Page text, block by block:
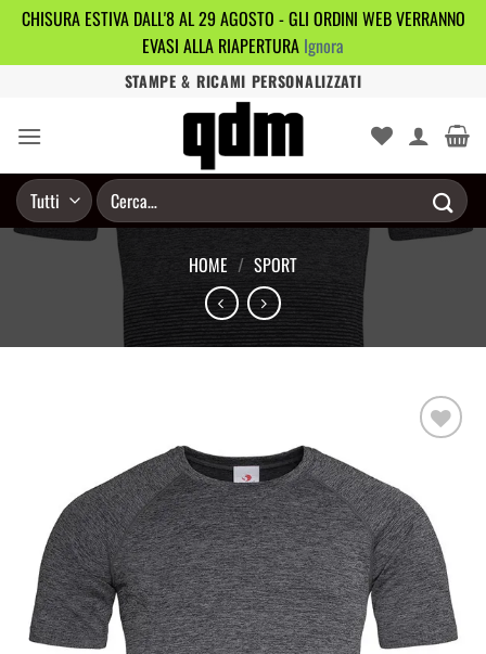
CHISURA ESTIVA DALL'8 AL 29 AGOSTO - GLI ORDINI WEB VERRANNO
EVASI ALLA RIAPERTURA Ignora
contenuti
STAMPE & RICAMI PERSONALIZZATI
Cerca:
HOME / SPORT
desideri